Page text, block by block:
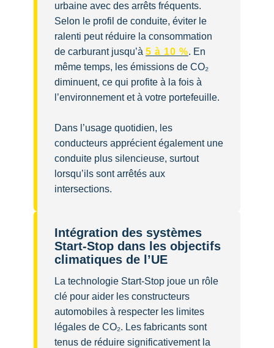
urbaine avec des arrêts fréquents.
Selon le profil de conduite, éviter le
ralenti peut réduire la consommation
de carburant jusqu’à 5 à 10 %. En
même temps, les émissions de CO₂
diminuent, ce qui profite à la fois à
l’environnement et à votre portefeuille.
Dans l’usage quotidien, les
conducteurs apprécient également une
conduite plus silencieuse, surtout
lorsqu’ils sont arrêtés aux
intersections.
Intégration des systèmes
Start-Stop dans les objectifs
climatiques de l’UE
La technologie Start-Stop joue un rôle
clé pour aider les constructeurs
automobiles à respecter les limites
légales de CO₂. Les fabricants sont
tenus de réduire significativement la